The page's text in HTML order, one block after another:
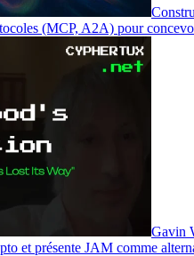
(MCP, A2A) pour
Gavin
et présente JAM comme